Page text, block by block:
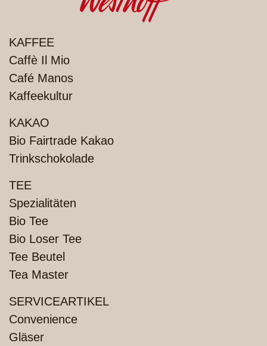
PRODUKTE
KAFFEE
Caffè Il Mio
Café Manos
Kaffeekultur
KAKAO
Bio Fairtrade Kakao
Trinkschokolade
TEE
Spezialitäten
Bio Tee
Bio Loser Tee
Tee Beutel
Tea Master
SERVICEARTIKEL
Convenience
Gläser